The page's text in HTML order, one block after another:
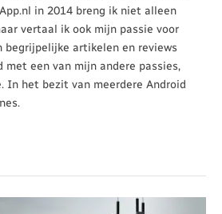
in 2014 breng ik niet alleen
vertaal ik ook mijn passie voor
begrijpelijke artikelen en reviews
met een van mijn andere passies,
In het bezit van meerdere Android